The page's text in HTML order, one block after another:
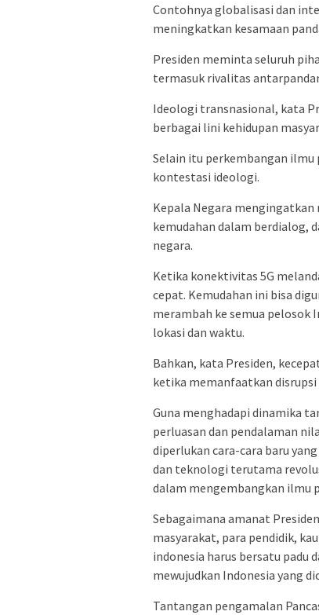
Contohnya globalisasi dan
meningkatkan kesamaan
Presiden meminta seluruh
termasuk rivalitas
Ideologi transnasional, kata
berbagai lini kehidupan
Selain itu perkembangan
kontestasi ideologi.
Kepala Negara mengingatkan
kemudahan dalam berdialog,
negara.
Ketika konektivitas 5G
cepat. Kemudahan ini bisa
merambah ke semua pelosok
lokasi dan waktu.
Bahkan, kata Presiden,
ketika memanfaatkan
Guna menghadapi dinamika
perluasan dan pendalaman
diperlukan cara-cara baru
dan teknologi terutama
dalam mengembangkan ilmu
Sebagaimana amanat
masyarakat, para pendidik,
indonesia harus bersatu
mewujudkan Indonesia yang
Tantangan pengamalan